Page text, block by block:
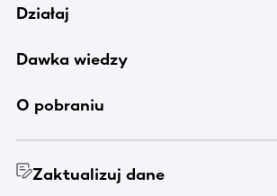
Działaj
Dawka wiedzy
O pobraniu
Zaktualizuj dane